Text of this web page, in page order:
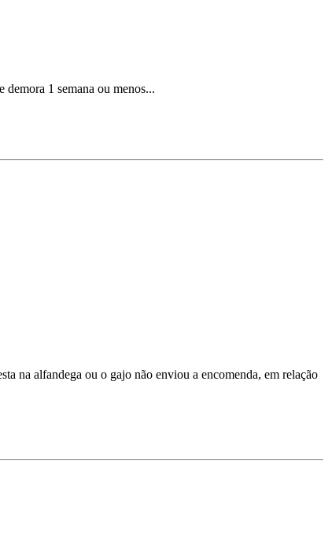
demora 1 semana ou menos...
na alfandega ou o gajo não enviou a encomenda, em relação